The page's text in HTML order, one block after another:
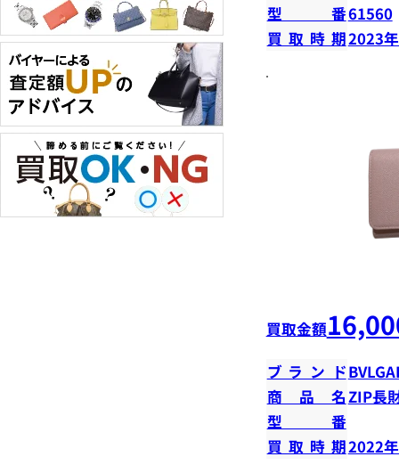
型番61560
買取時期2023
買取金額
ブランド
商品名ZIP長
型番
買取時期2022